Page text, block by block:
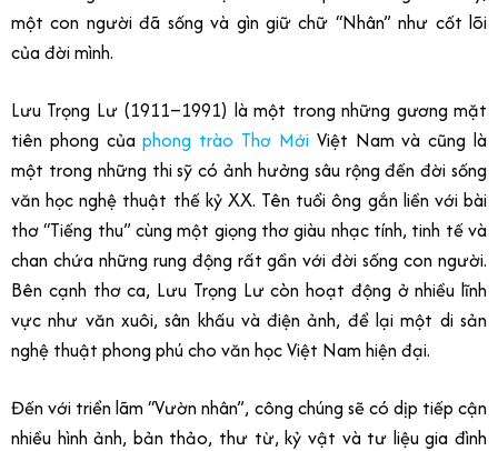
một con người đã sống và gìn giữ chữ “Nhân” như cốt lõi
của đời mình.
Lưu Trọng Lư (1911–1991) là một trong những gương mặt
tiên phong củaphong trào Thơ Mới Việt Nam và cũng là
một trong những thi sỹ có ảnh hưởng sâu rộng đến đời sống
văn học nghệ thuật thế kỷ XX. Tên tuổi ông gắn liền với bài
thơ “Tiếng thu” cùng một giọng thơ giàu nhạc tính, tinh tế và
chan chứa những rung động rất gần với đời sống con người.
Bên cạnh thơ ca, Lưu Trọng Lư còn hoạt động ở nhiều lĩnh
vực như văn xuôi, sân khấu và điện ảnh, để lại một di sản
nghệ thuật phong phú cho văn học Việt Nam hiện đại.
Đến với triển lãm “Vườn nhân”, công chúng sẽ có dịp tiếp cận
nhiều hình ảnh, bản thảo, thư từ, kỷ vật và tư liệu gia đình